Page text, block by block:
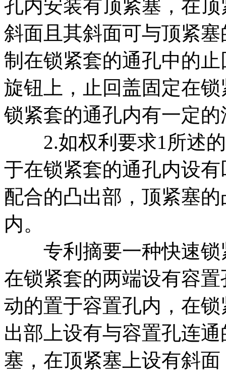
孔内安装有顶紧塞，在
斜面且其斜面可与顶紧
制在锁紧套的通孔中的
旋钮上，止回盖固定在
锁紧套的通孔内有一定的
2.如权利要求1所述的
于在锁紧套的通孔内设
配合的凸出部，顶紧塞
内。
专利摘要一种快速锁
在锁紧套的两端设有容
动的置于容置孔内，在
出部上设有与容置孔连
塞，在顶紧塞上设有斜